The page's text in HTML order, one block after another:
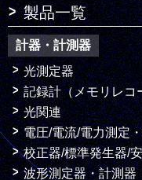
製品一覧
計器・計測器
光測定器
記録計（メモリレコ
光関連
電圧/電流/電力測定
校正器/標準発生器/
波形測定器・計測器